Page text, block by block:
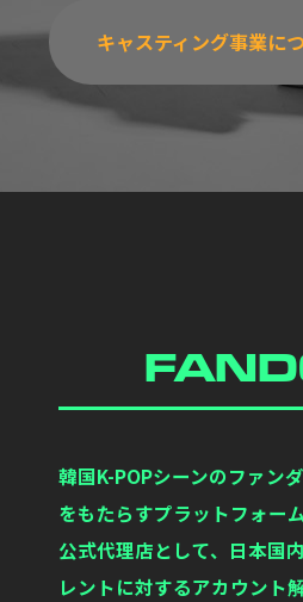
キャスティング事業に
韓国K-POPシーンのファン
をもたらすプラットフォー
公式代理店として、日本国
レントに対するアカウント